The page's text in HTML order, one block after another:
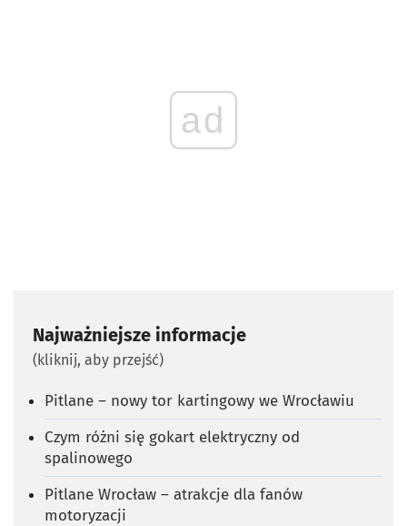
ad
Najważniejsze informacje
(kliknij, aby przejść)
Pitlane – nowy tor kartingowy we Wrocławiu
Czym różni się gokart elektryczny od
spalinowego
Pitlane Wrocław – atrakcje dla fanów
motoryzacji